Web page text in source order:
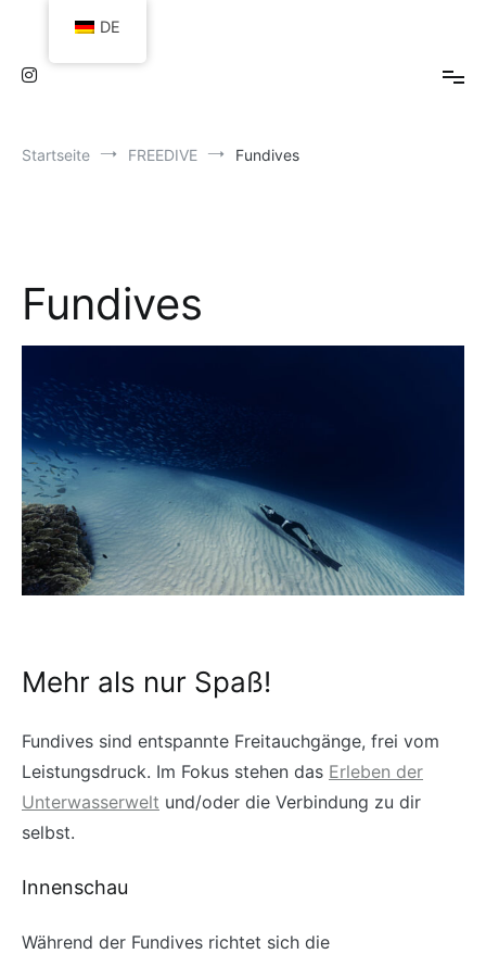
Startseite FREEDIVE Fundives
Fundives
Mehr als nur Spaß!
Fundives sind entspannte Freitauchgänge, frei vom
Leistungsdruck. Im Fokus stehen das Erleben der
Unterwasserwelt und/oder die Verbindung zu dir
selbst.
Innenschau
Während der Fundives richtet sich die
DE